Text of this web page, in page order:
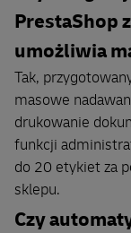
PrestaShop
umożliwia
Tak,
masowe
drukowanie
funkcji
do 20 etykiet za
sklepu.
Czy